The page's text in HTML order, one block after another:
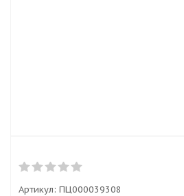
Артикул: ПЦ000039308